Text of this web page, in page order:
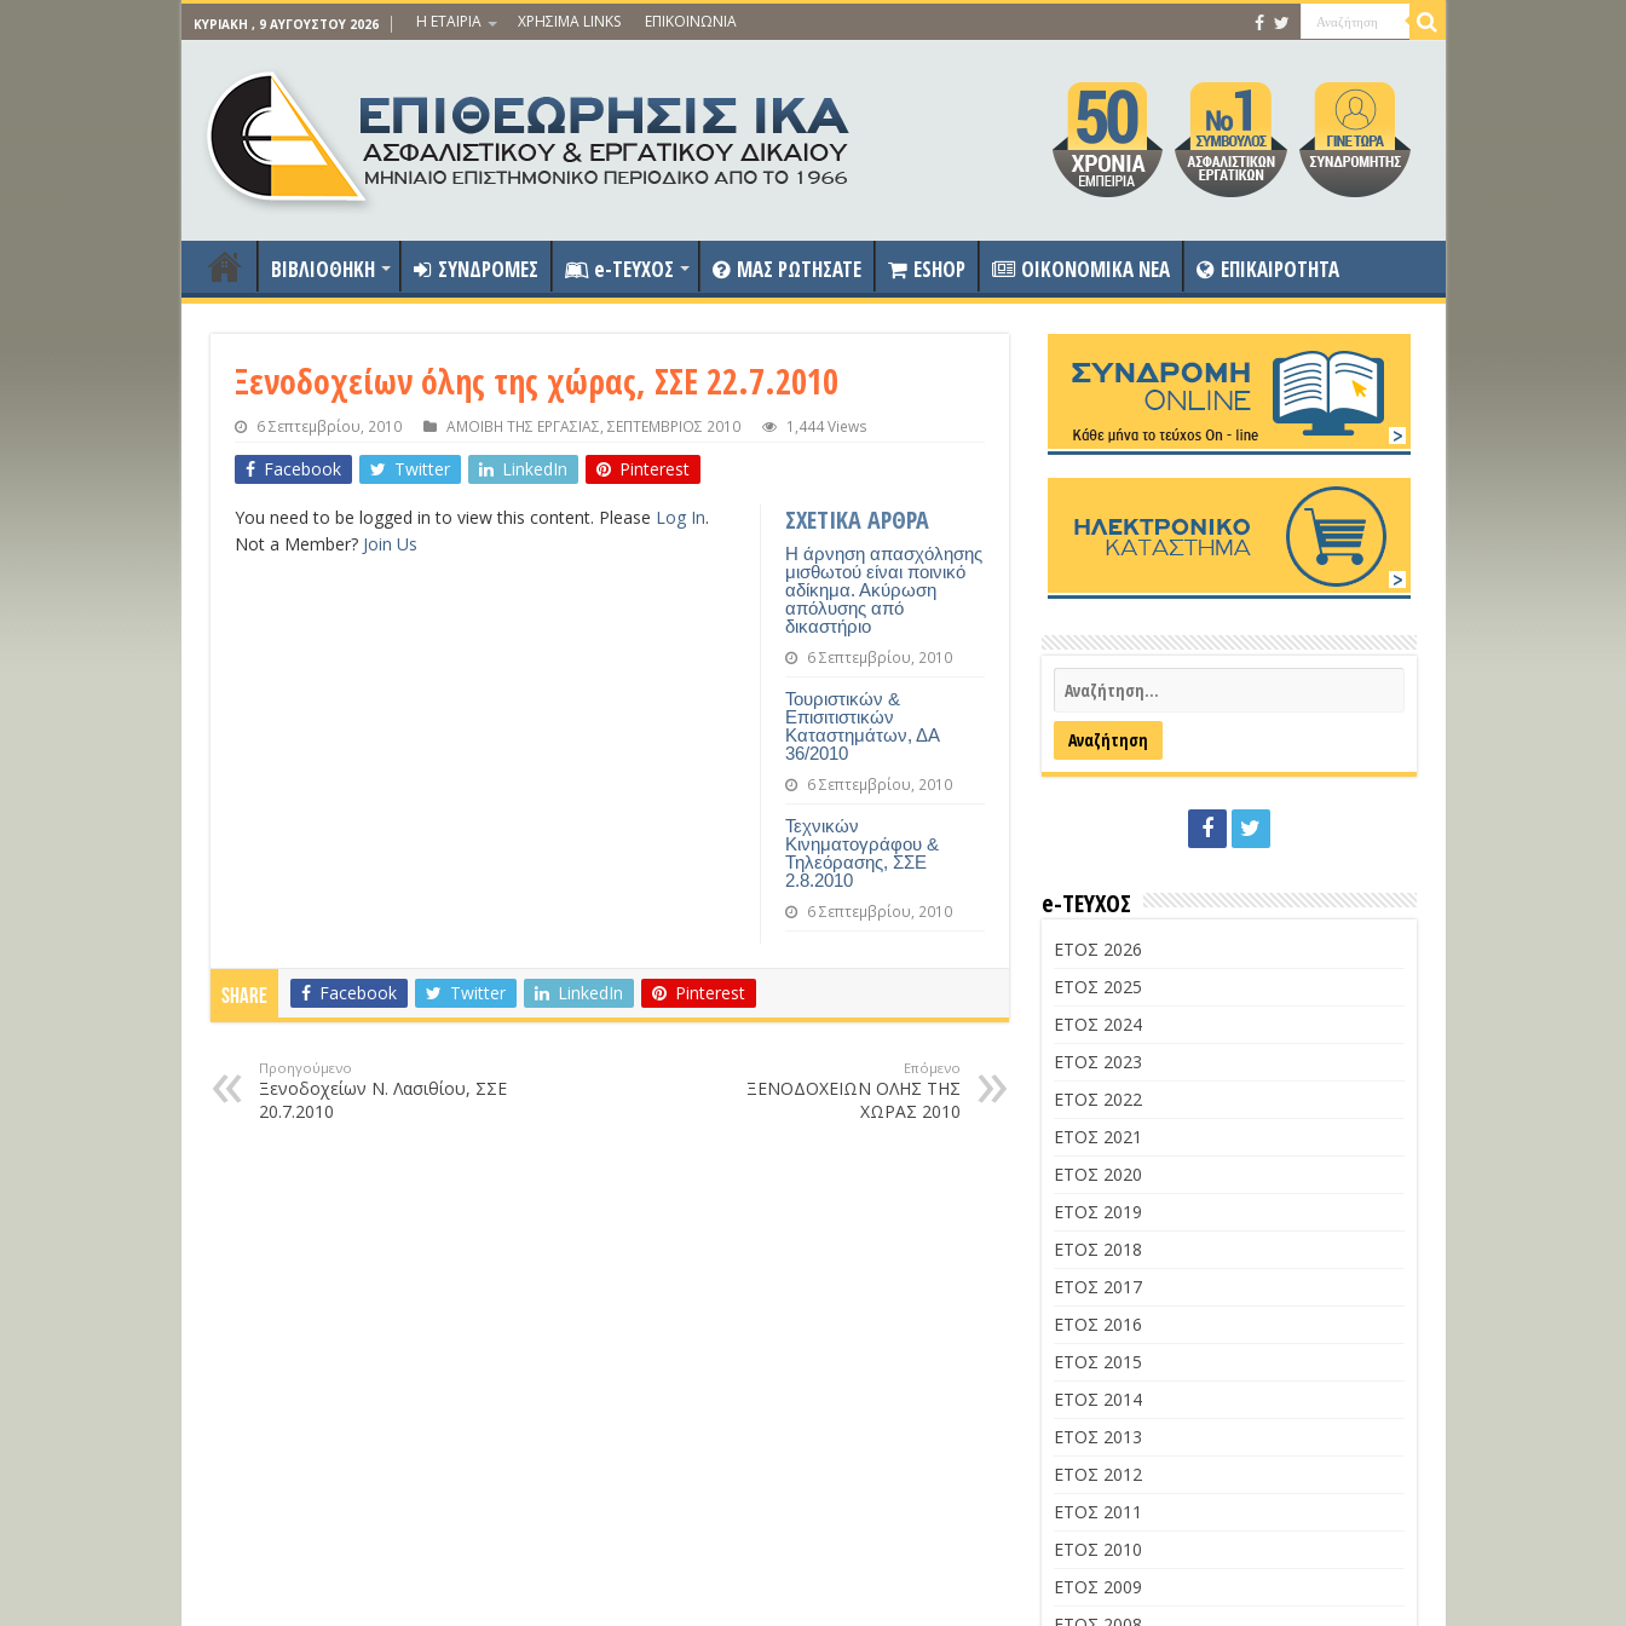
ΚΥΡΙΑΚΉ , 9 ΑΥΓΟΎΣΤΟΥ 2026 Η ΕΤΑΙΡΙΑ ΧΡΗΣΙΜΑ LINKS ΕΠΙΚΟΙΝΩΝΙΑ
ΒΙΒΛΙΟΘΗΚΗ ΣΥΝΔΡΟΜΕΣ e-ΤΕΥΧΟΣ ΜΑΣ ΡΩΤΗΣΑΤΕ ESHOP OIKONOMIKA NEA ΕΠΙΚΑΙΡΟΤΗΤΑ
Ξενοδοχείων όλης της χώρας, ΣΣΕ 22.7.2010
6 Σεπτεμβρίου, 2010 ΑΜΟΙΒΗ ΤΗΣ ΕΡΓΑΣΙΑΣ ΣΕΠΤΕΜΒΡΙΟΣ 2010 1,444 Views
Facebook Twitter LinkedIn Pinterest
ΣΧΕΤΙΚΑ ΑΡΘΡΑ
Η άρνηση απασχόλησης
μισθωτού είναι ποινικό
αδίκημα. Ακύρωση
απόλυσης από
δικαστήριο
6 Σεπτεμβρίου, 2010
Τουριστικών &
Επισιτιστικών
Καταστημάτων, ΔΑ
36/2010
6 Σεπτεμβρίου, 2010
Τεχνικών
Κινηματογράφου &
Τηλεόρασης, ΣΣΕ
2.8.2010
6 Σεπτεμβρίου, 2010
You need to be logged in to view this content. Please Log In.
Not a Member? Join Us
Share Facebook Twitter LinkedIn Pinterest
Προηγούμενο
Ξενοδοχείων Ν. Λασιθίου, ΣΣΕ
20.7.2010
Επόμενο
ΞΕΝΟΔΟΧΕΙΩΝ ΟΛΗΣ ΤΗΣ
ΧΩΡΑΣ 2010
e-ΤΕΥΧΟΣ
ΕΤΟΣ 2026
ΕΤΟΣ 2025
ΕΤΟΣ 2024
ΕΤΟΣ 2023
ΕΤΟΣ 2022
ΕΤΟΣ 2021
ΕΤΟΣ 2020
ΕΤΟΣ 2019
ΕΤΟΣ 2018
ΕΤΟΣ 2017
ΕΤΟΣ 2016
ΕΤΟΣ 2015
ΕΤΟΣ 2014
ΕΤΟΣ 2013
ΕΤΟΣ 2012
ΕΤΟΣ 2011
ΕΤΟΣ 2010
ΕΤΟΣ 2009